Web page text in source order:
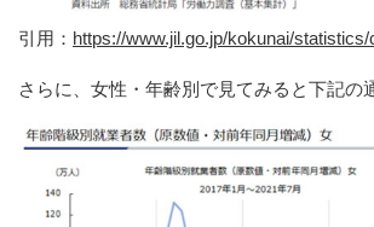
引用： https://www.jil.go.jp/kokunai/
さらに、女性・年齢別で見てみると下記の